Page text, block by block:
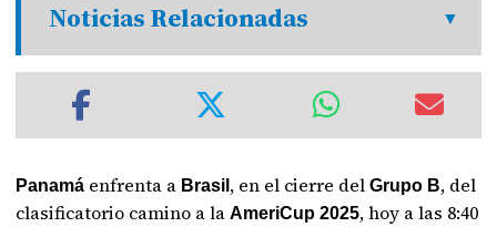
Noticias Relacionadas
Panamá enfrenta a Brasil , en el cierre delGrupo B, del
clasificatorio camino a laAmeriCup 2025, hoy a las 8:40